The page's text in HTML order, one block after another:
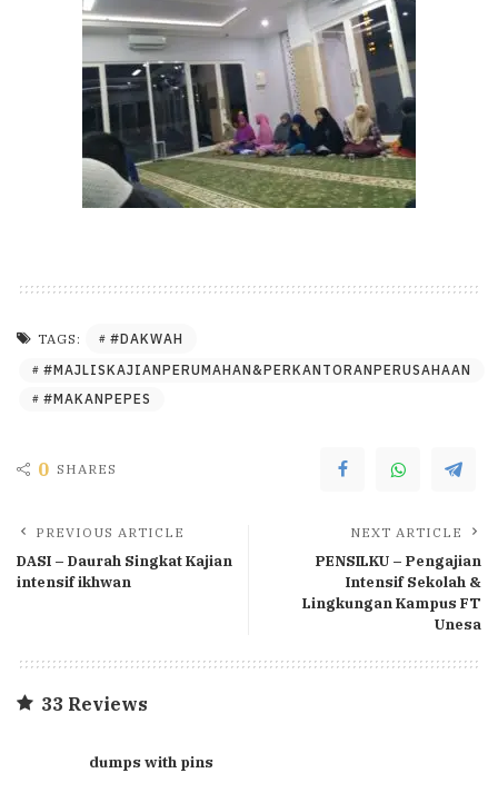
TAGS:
#DAKWAH
#MAJLISKAJIANPERUMAHAN&PERKANTORANPERUSAHAAN
#MAKANPEPES
0 SHARES
PREVIOUS ARTICLE
DASI – Daurah Singkat Kajian
intensif ikhwan
NEXT ARTICLE
PENSILKU – Pengajian
Intensif Sekolah &
Lingkungan Kampus FT
Unesa
33 Reviews
dumps with pins